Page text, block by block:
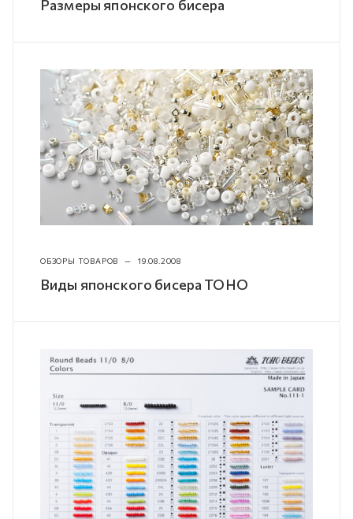
Размеры японского бисера
ОБЗОРЫ ТОВАРОВ — 19.08.2008
Виды японского бисера TOHO